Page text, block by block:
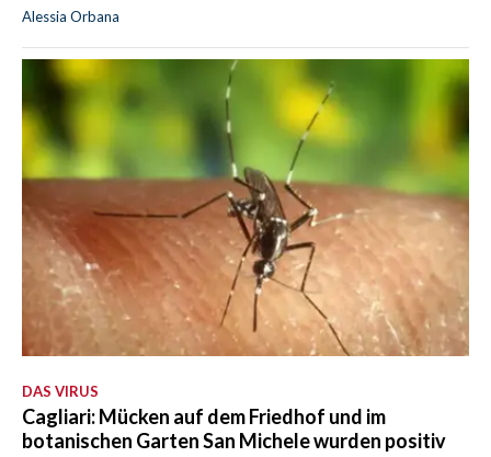
Alessia Orbana
DAS VIRUS
Cagliari: Mücken auf dem Friedhof und im
botanischen Garten San Michele wurden positiv